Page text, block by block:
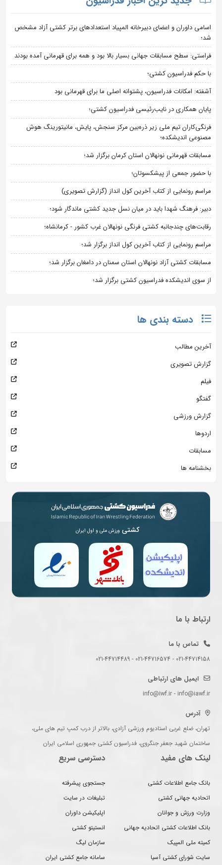
اسامی داوران و اعضای دبیرخانه المپیاد استعدادهای برتر کشتی آزاد مشخص
شد؛
فراستی: سطح مسابقات جهانی بسیار بالا بود و همه برای قهرمانی آمده بودند
با حکم فدراسیون کشتی؛
آشفته: امکانات فدراسیون، پشتوانه اصلی ما برای قهرمانی بود
پایان همکاری در نایب‌رئیسی فدراسیون کشتی؛
فرنگی‌کاران تیم ملی زیر ذره‌بین مرکز سنجش، پایش، مانیتورینگ هوش
مصنوعی اندیشکده؛
مسابقات قهرمانی نونهالان استان کرمان برگزار شد؛
با حضور جمعی از پیشکسوتان؛
مراسم رونمایی از کتاب آخرین کول انداز (گزارش تصویری)
دبیر: فرهنگ شهدا باید در میان نسل جدید کشتی ماندگار شود؛
رقابت‌های چندجانبه کشتی فرنگی نونهالان غرب کشور - کرمانشاه؛
مراسم رونمایی از کتاب آخرین کول انداز برگزار شد؛
مسابقات کشتی آزاد نونهالان استان سمنان در دامغان برگزار شد؛
از سوی اندیشکده فدراسیون کشتی برگزار شد؛
دسته بندی ها
آخرین مطالب
گزارش تصویری
فیلم
گفتگو
گزارش ورزشی
اردوها
مسابقات
بخشنامه ها
کشتی ورزش ملی و اول ایران
ارتباط با ما
تماس با ما
021-44714158 - 021-44716574 - 021-44714489
ایمیل های ارتباطی
info@iwf.ir - info@iawf.ir
آدرس
تهران، ضلع غربی استادیوم ورزشی آزادی، بالاتر از درب کمپ تیم های ملی،
ساختمان شهید جعفر جنگروی، فدراسیون کشتی جمهوری اسلامی ایران
لینک های مفید
بانک جامع اطلاعات کشتی
اتحادیه جهانی کشتی
وزارت ورزش و جوانان
بانک اطلاعات کشتی اتحادیه جهانی
کمیته ملی المپیک
سایت شورای کشتی آسیا
دسترسی سریع
جستجوی پیشرفته
تبلیغات در سایت
اپلیکیشن داوران
انستیتو کشتی
سازمان لیگ
سامانه جامع کشتی ایران